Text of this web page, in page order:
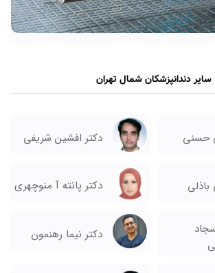
سایر دندانپزشکان شمال تهران
حسنی دکتر افشین شریفی
باذلی دکتر پانته آ منوچهری
دکتر نیما رهنمون